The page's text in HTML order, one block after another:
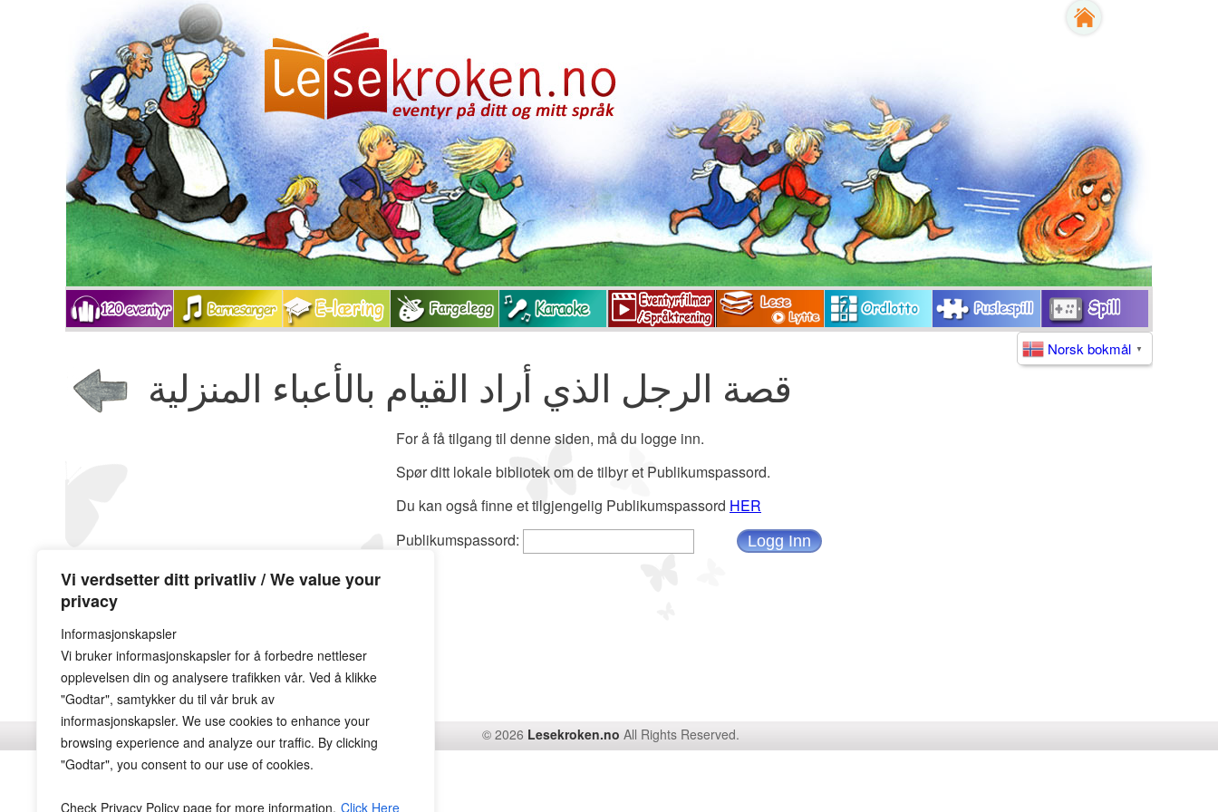
Vi verdsetter ditt privatliv / We value your
privacy
Informasjonskapsler
Vi bruker informasjonskapsler for å forbedre nettleser
opplevelsen din og analysere trafikken vår. Ved å klikke
"Godtar", samtykker du til vår bruk av
informasjonskapsler. We use cookies to enhance your
browsing experience and analyze our traffic. By clicking
"Godtar", you consent to our use of cookies.
Check Privacy Policy page for more information. Click Here
Norsk bokmål ▼
قصة الرجل الذي أراد القيام بالأعباء المنزلية
For å få tilgang til denne siden, må du logge inn.
Spør ditt lokale bibliotek om de tilbyr et Publikumspassord.
Du kan også finne et tilgjengelig Publikumspassord HER
Publikumspassord:
© 2026 Lesekroken.no All Rights Reserved.